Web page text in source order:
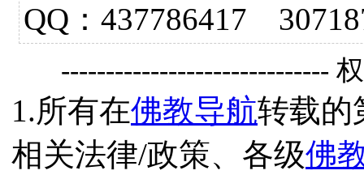
QQ：437786417
------------------------------
1.所有在佛教导航转载的
相关法律/政策、各级佛